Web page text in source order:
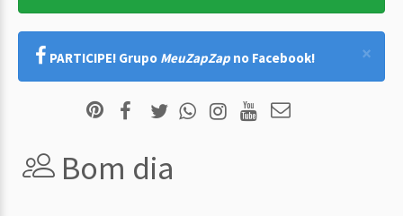
×
PARTICIPE! Grupo MeuZapZap no Facebook!
Bom dia